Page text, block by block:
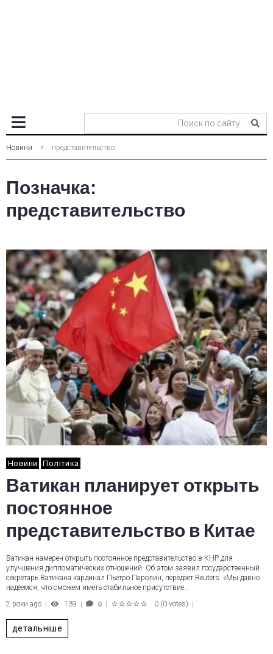
Новини представительство
Позначка:
представительство
Новини Політика
Ватикан планирует открыть
постоянное
представительство в Китае
Ватикан намерен открыть постоянное представительство в КНР для
улучшения дипломатических отношений. Об этом заявил государственный
секретарь Ватикана кардинал Пьетро Паролин, передает Reuters. «Мы давно
надеемся, что сможем иметь стабильное присутствие…
2 роки ago
139 0 0 (0 votes)
детальніше